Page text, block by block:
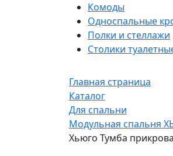
Комоды
Односпальные
Полки и стеллажи
Столики
Главная страница
Каталог
Для спальни
Модульная спальня
Хьюго Тумба